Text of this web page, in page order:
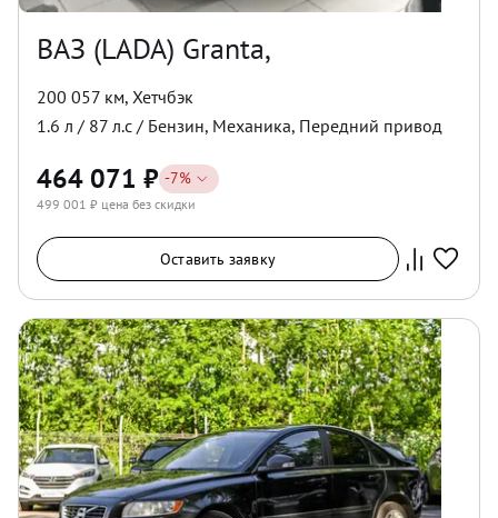
ВАЗ (LADA) Granta,
200 057 км, Хетчбэк
1.6 л / 87 л.с / Бензин, Механика, Передний привод
464 071 ₽ -7%
499 001 ₽ цена без скидки
Оставить заявку